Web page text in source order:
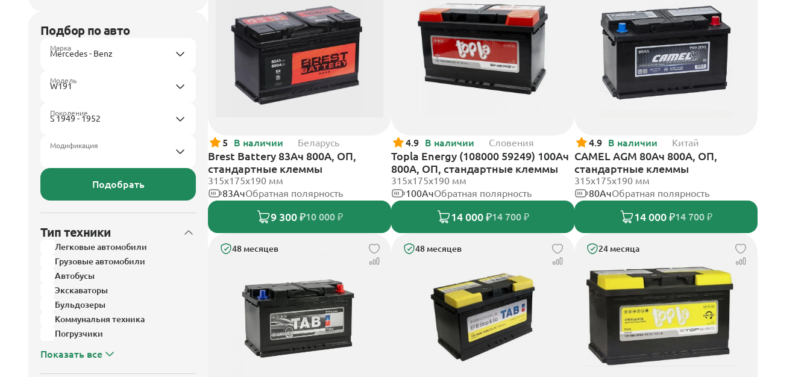
Подбор по авто
Марка
Модель
Поколение
Модификация
Подобрать
Тип техники
Легковые автомобили
Грузовые автомобили
Автобусы
Экскаваторы
Бульдозеры
Коммунальня техника
Погрузчики
Показать все
5 В наличии Беларусь
Brest Battery 83Ач 800А, ОП,
стандартные клеммы
315x175x190 мм
83АчОбратная полярность
9 300 ₽10 000 ₽
4.9 В наличии Словения
Topla Energy (108000 59249) 100Ач
800А, ОП, стандартные клеммы
315x175x190 мм
100АчОбратная полярность
14 000 ₽14 700 ₽
4.9 В наличии Китай
CAMEL AGM 80Ач 800А, ОП,
стандартные клеммы
315x175x190 мм
80АчОбратная полярность
14 000 ₽14 700 ₽
48 месяцев 48 месяцев 24 месяца